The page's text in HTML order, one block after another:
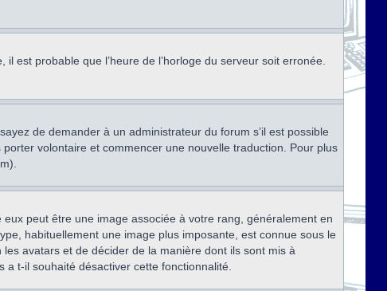
est probable que l’heure de l’horloge du serveur soit erronée.
de demander à un administrateur du forum s’il est possible
porter volontaire et commencer une nouvelle traduction. Pour plus
eux peut être une image associée à votre rang, généralement en
habituellement une image plus imposante, est connue sous le
les avatars et de décider de la manière dont ils sont mis à
t-il souhaité désactiver cette fonctionnalité.